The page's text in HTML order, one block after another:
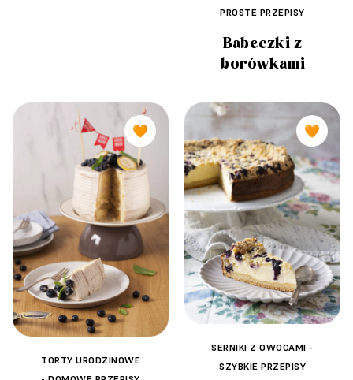
PROSTE PRZEPISY
Babeczki z
borówkami
🧡
TORTY URODZINOWE
🧡
SERNIKI Z OWOCAMI -
SZYBKIE PRZEPISY